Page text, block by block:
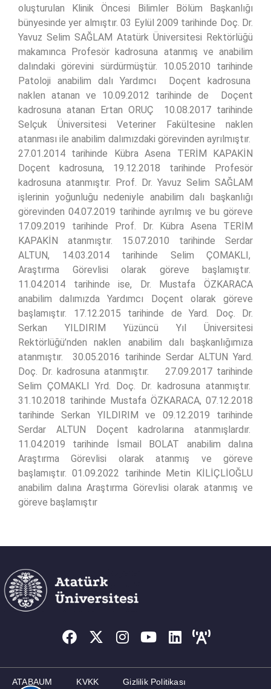
oluşturulan Klinik Öncesi Bilimler Bölüm Başkanlığı
bünyesinde yer almıştır. 03 Eylül 2009 tarihinde Doç. Dr.
Yavuz Selim SAĞLAM Atatürk Üniversitesi Rektörlüğü
makamınca Profesör kadrosuna atanmış ve anabilim
dalındaki görevini sürdürmüştür. 10.05.2010 tarihinde
Patoloji anabilim dalı Yardımcı Doçent kadrosuna
naklen atanan ve 10.09.2012 tarihinde de Doçent
kadrosuna atanan Ertan ORUÇ 10.08.2017 tarihinde
Selçuk Üniversitesi Veteriner Fakültesine naklen
atanması ile anabilim dalımızdaki görevinden ayrılmıştır.
27.01.2014 tarihinde Kübra Asena TERİM KAPAKİN
Doçent kadrosuna, 19.12.2018 tarihinde Profesör
kadrosuna atanmıştır. Prof. Dr. Yavuz Selim SAĞLAM
işlerinin yoğunluğu nedeniyle anabilim dalı başkanlığı
görevinden 04.07.2019 tarihinde ayrılmış ve bu göreve
17.09.2019 tarihinde Prof. Dr. Kübra Asena TERİM
KAPAKİN atanmıştır. 15.07.2010 tarihinde Serdar
ALTUN, 14.03.2014 tarihinde Selim ÇOMAKLI,
Araştırma Görevlisi olarak göreve başlamıştır.
11.04.2014 tarihinde ise, Dr. Mustafa ÖZKARACA
anabilim dalımızda Yardımcı Doçent olarak göreve
başlamıştır. 17.12.2015 tarihinde de Yard. Doç. Dr.
Serkan YILDIRIM Yüzüncü Yıl Üniversitesi
Rektörlüğü’nden naklen anabilim dalı başkanlığımıza
atanmıştır. 30.05.2016 tarihinde Serdar ALTUN Yard.
Doç. Dr. kadrosuna atanmıştır. 27.09.2017 tarihinde
Selim ÇOMAKLI Yrd. Doç. Dr. kadrosuna atanmıştır.
31.10.2018 tarihinde Mustafa ÖZKARACA, 07.12.2018
tarihinde Serkan YILDIRIM ve 09.12.2019 tarihinde
Serdar ALTUN Doçent kadrolarına atanmışlardır.
11.04.2019 tarihinde İsmail BOLAT anabilim dalına
Araştırma Görevlisi olarak atanmış ve göreve
başlamıştır. 01.09.2022 tarihinde Metin KİLİÇLİOĞLU
anabilim dalına Araştırma Görevlisi olarak atanmış ve
göreve başlamıştır
ATABAUM KVKK Gizlilik Politikası